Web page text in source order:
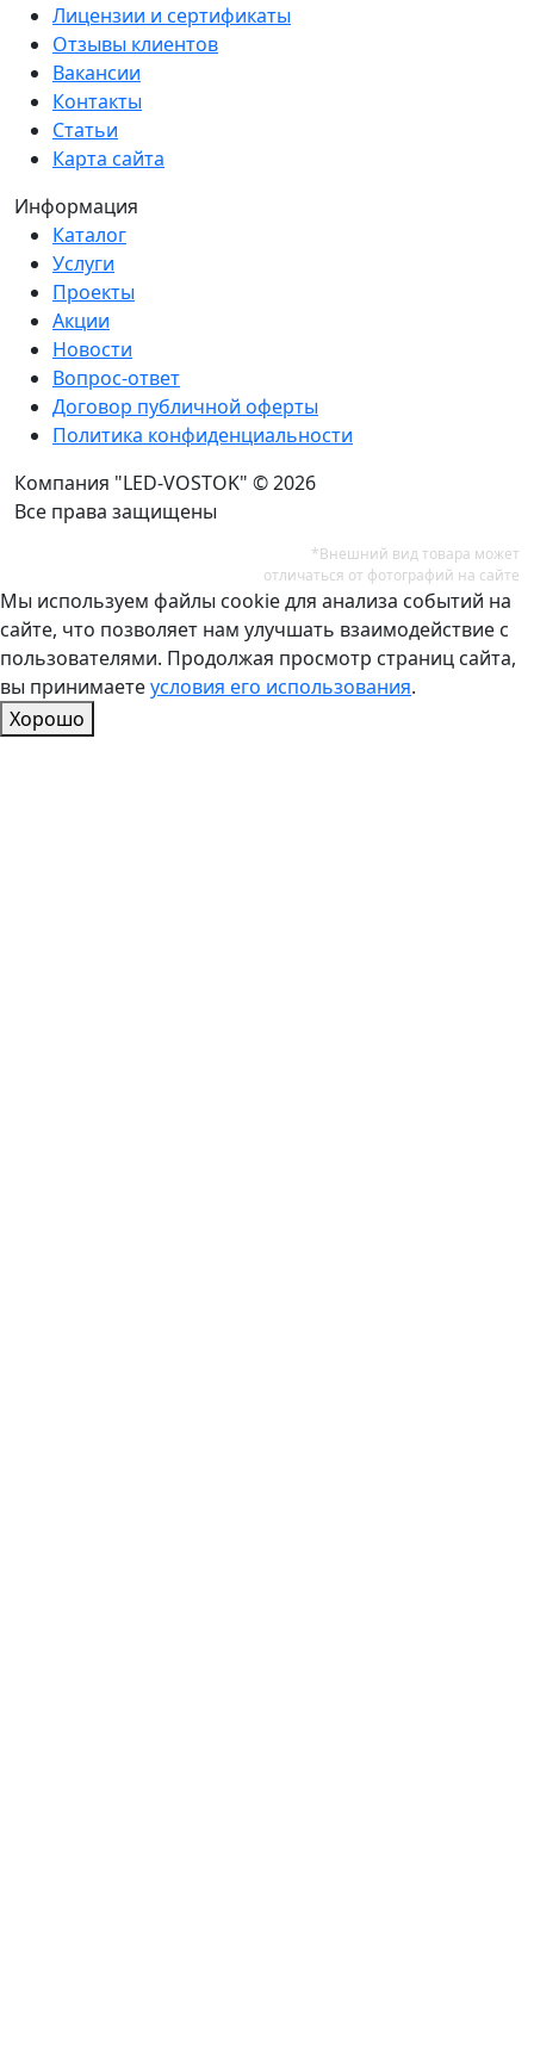
Лицензии и сертификаты
Отзывы клиентов
Вакансии
Контакты
Статьи
Карта сайта
Информация
Каталог
Услуги
Проекты
Акции
Новости
Вопрос-ответ
Договор публичной оферты
Политика конфиденциальности
Компания "LED-VOSTOK" © 2026
Все права защищены
*Внешний вид товара может
отличаться от фотографий на сайте
Мы используем файлы cookie для анализа событий на
сайте, что позволяет нам улучшать взаимодействие с
пользователями. Продолжая просмотр страниц сайта,
вы принимаетеусловия его использования.
Хорошо